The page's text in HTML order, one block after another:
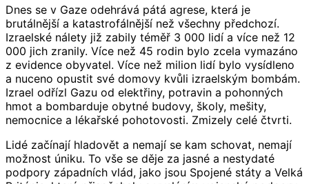
Dnes se v Gaze odehrává pátá agrese, která je
brutálnější a katastrofálnější než všechny předchozí.
Izraelské nálety již zabily téměř 3 000 lidí a více než 12
000 jich zranily. Více než 45 rodin bylo zcela vymazáno
z evidence obyvatel. Více než milion lidí bylo vysídleno
a nuceno opustit své domovy kvůli izraelským bombám.
Izrael odřízl Gazu od elektřiny, potravin a pohonných
hmot a bombarduje obytné budovy, školy, mešity,
nemocnice a lékařské pohotovosti. Zmizely celé čtvrti.
Lidé začínají hladovět a nemají se kam schovat, nemají
možnost úniku. To vše se děje za jasné a nestydaté
podpory západních vlád, jako jsou Spojené státy a Velká